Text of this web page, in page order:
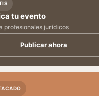
tu evento
profesionales jurídicos
Publicar ahora